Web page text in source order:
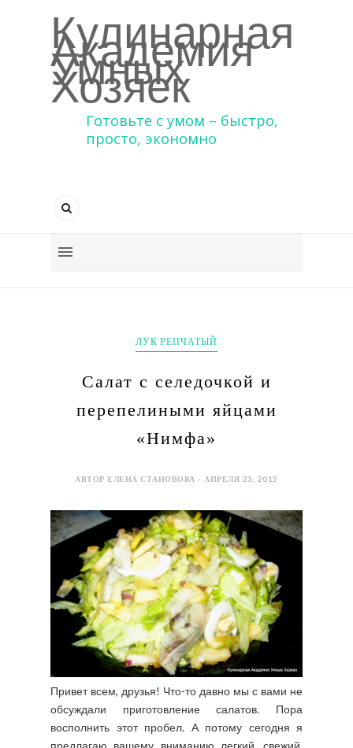
Кулинарная
Академия
Умных
Хозяек
Готовьте с умом – быстро,
просто, экономно
ЛУК РЕПЧАТЫЙ
Салат с селедочкой и
перепелиными яйцами
«Нимфа»
АВТОР ЕЛЕНА СТАНОВОВА - АПРЕЛЯ 23, 2015
Привет всем, друзья! Что-то давно мы с вами не
обсуждали приготовление салатов. Пора
восполнить этот пробел. А потому сегодня я